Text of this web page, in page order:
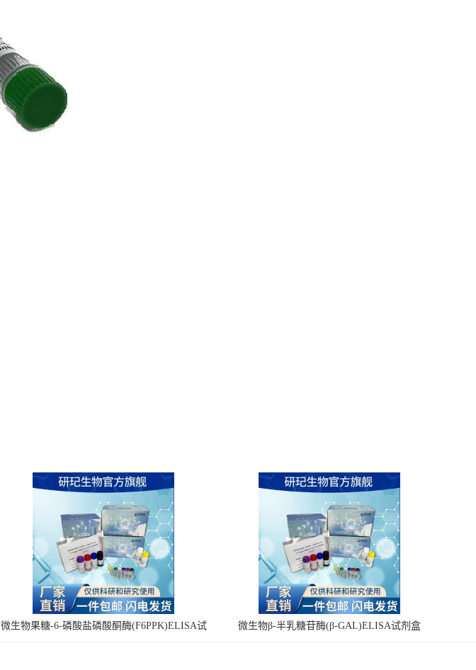
微生物果糖-6-磷酸盐磷酸酮酶(F6PPK)ELISA试
微生物β-半乳糖苷酶(β-GAL)ELISA试剂盒